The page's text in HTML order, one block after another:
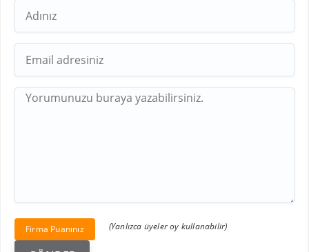
Firma Puanınız (Yanlızca üyeler oy kullanabilir)